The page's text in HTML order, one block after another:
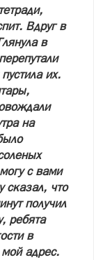
Вдруг в
в
их.
на
с вами
сказал, что
получил
ребята
в
адрес.